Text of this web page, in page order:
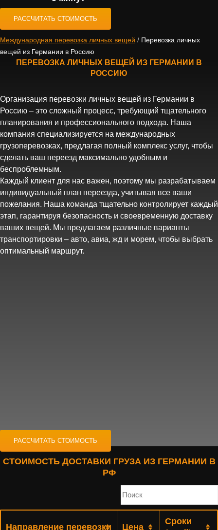
РАССЧИТАТЬ СТОИМОСТЬ
Международная перевозка личных вещей / Перевозка личных
вещей из Германии в Россию
ПЕРЕВОЗКА ЛИЧНЫХ ВЕЩЕЙ ИЗ ГЕРМАНИИ В
РОССИЮ
Организация перевозки личных вещей из Германии в
Россию – это сложный процесс, требующий тщательного
планирования и профессионального подхода. Наша
компания специализируется на международных
грузоперевозках, предлагая полный комплекс услуг, чтобы
сделать ваш переезд максимально удобным и
беспроблемным.
Каждый клиент для нас важен, поэтому мы разрабатываем
индивидуальный план переезда, учитывая все ваши
пожелания. Наша команда тщательно контролирует каждый
этап, гарантируя безопасность и своевременную доставку
ваших вещей. Мы предлагаем различные варианты
транспортировки – авто, авиа, жд и морем, чтобы выбрать
оптимальный маршрут.
РАССЧИТАТЬ СТОИМОСТЬ
СТОИМОСТЬ ДОСТАВКИ ГРУЗА ИЗ ГЕРМАНИИ В
РФ
Направление перевозки Цена
Сроки